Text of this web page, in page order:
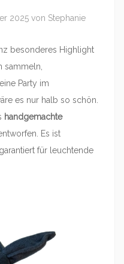
2025von Stephanie
besonderes Highlight
sammeln,
Party im
es nur halb so schön.
handgemachte
Es ist
für leuchtende